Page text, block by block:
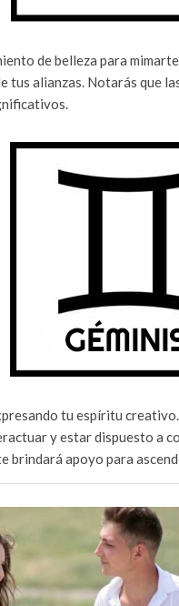
de belleza para
tus alianzas. Notarás que
tu espíritu
y estar dispuesto a
brindará apoyo para